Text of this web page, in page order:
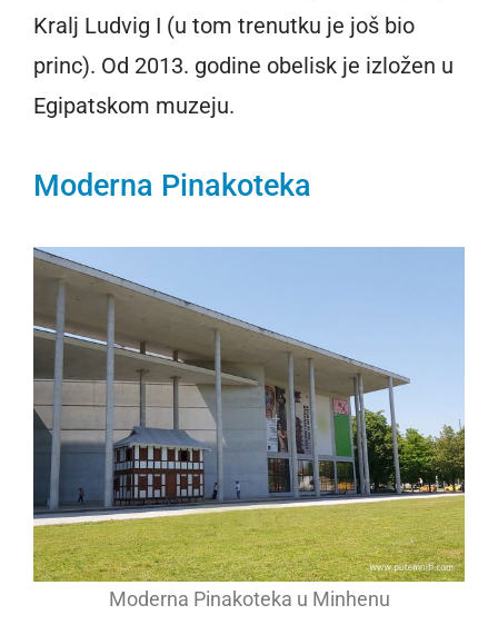
Kralj Ludvig I (u tom trenutku je još bio
princ). Od 2013. godine obelisk je izložen u
Egipatskom muzeju.
Moderna Pinakoteka
Moderna Pinakoteka u Minhenu